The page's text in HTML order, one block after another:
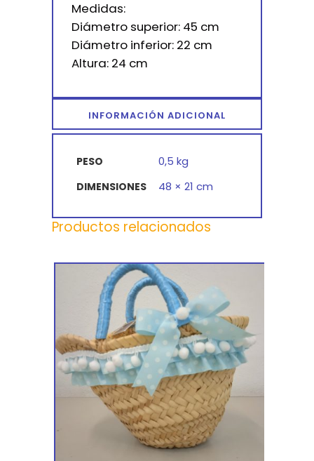
Medidas:
Diámetro superior: 45 cm
Diámetro inferior: 22 cm
Altura: 24 cm
INFORMACIÓN ADICIONAL
PESO 0,5 kg
DIMENSIONES 48 × 21 cm
Productos relacionados